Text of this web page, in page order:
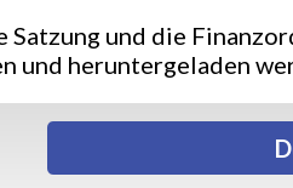
und die
und heruntergeladen